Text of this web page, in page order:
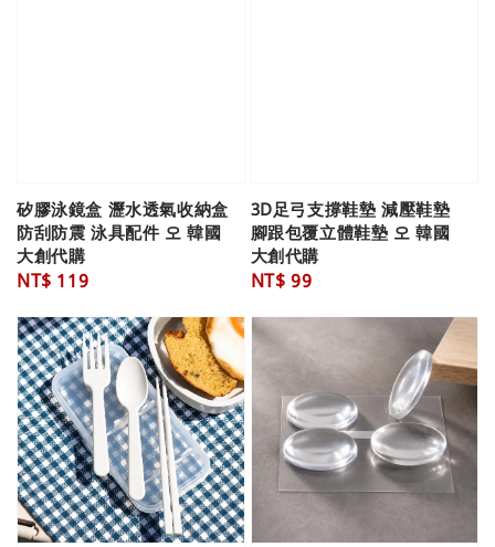
矽膠泳鏡盒 瀝水透氣收納盒
防刮防震 泳具配件 오 韓國
大創代購
Regular
NT$ 119
3D足弓支撐鞋墊 減壓鞋墊
腳跟包覆立體鞋墊 오 韓國
大創代購
Regular
NT$ 99